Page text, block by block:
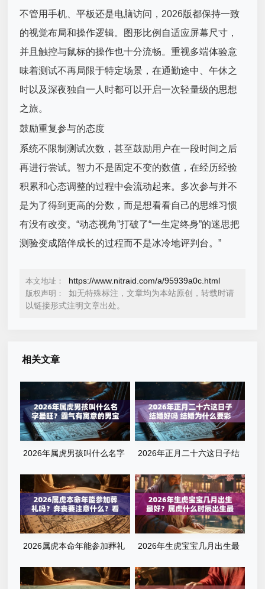
不管用手机、平板还是电脑访问，2026版都保持一致
的视觉布局和操作逻辑。图形比例自适应屏幕尺寸，
并且触控与鼠标的操作也十分流畅。重视多端体验意
味着测试不再局限于特定场景，在通勤途中、午休之
时以及深夜独自一人时都可以开启一次轻量级的思想
之旅。
鼓励重复参与的态度
系统不限制测试次数，甚至鼓励用户在一段时间之后
再进行尝试。智力不是固定不变的数值，在经历经验
积累和心态调整的过程中会流动起来。多次参与并不
是为了得到更高的分数，而是想看看自己的思维习惯
有没有改变。“动态视角”打破了“一生定终身”的迷思把
测验变成陪伴成长的过程而不是冰冷地评判台。”
本文地址： https://www.nitraid.com/a/95939a0c.html
版权声明：
如无特殊标注，文章均为本站原创，转载时请
以链接形式注明文章出处。
相关文章
2026年属虎男孩叫什么名字
字清单
2026年正月二十六这日子结
2026属虎本命年能参加葬礼
篇就懂了
2026年生虎宝宝几月出生最
运？全解析来了